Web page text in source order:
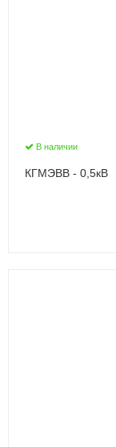
В наличии
КГМЭВВ - 0,5кВ